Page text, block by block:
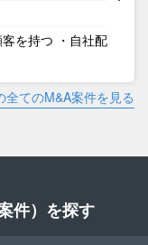
を持つ ・自社配
全てのM&A案件を見る
件）を探す